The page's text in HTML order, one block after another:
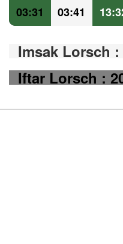
03:31 03:41
Imsak Lorsch :
Iftar Lorsch :